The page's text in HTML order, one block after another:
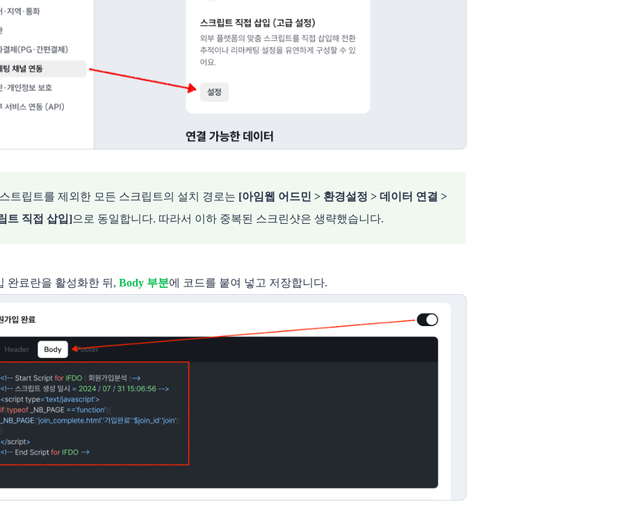
트립트를 제외한 모든 스크립트의 설치 경로는 [아임웹 어드민 > 환경설정 > 데이터 연결 >
트 직접 삽입]으로 동일합니다. 따라서 이하 중복된 스크린샷은 생략했습니다.
완료란을 활성화한 뒤,Body 부분에 코드를 붙여 넣고 저장합니다.